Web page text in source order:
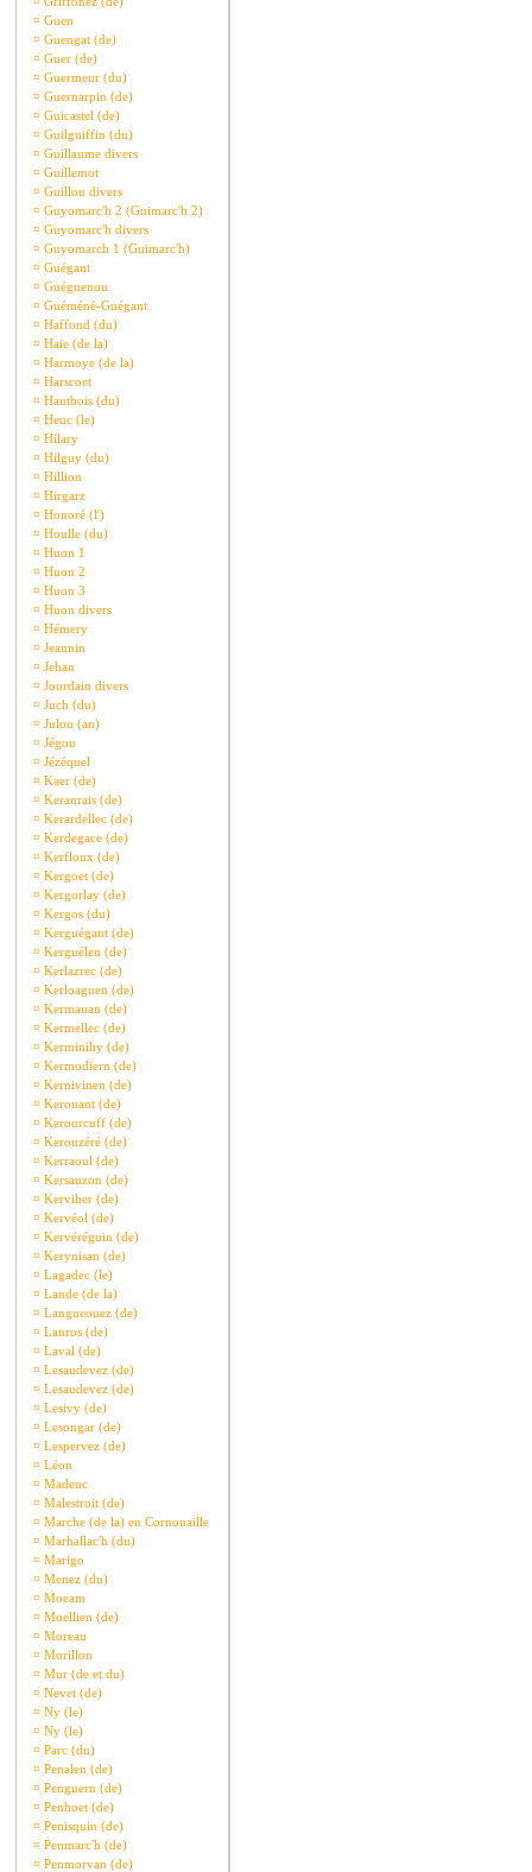
¤ Guen
¤ Guengat (de)
¤ Guer (de)
¤ Guermeur (du)
¤ Guernarpin (de)
¤ Guicastel (de)
¤ Guilguiffin (du)
¤ Guillaume divers
¤ Guillemot
¤ Guillou divers
¤ Guyomarc'h 2 (Guimarc'h 2)
¤ Guyomarc'h divers
¤ Guyomarch 1 (Guimarc'h)
¤ Guégant
¤ Guéguenou
¤ Guéméné-Guégant
¤ Haffond (du)
¤ Haie (de la)
¤ Harmoye (de la)
¤ Harscoet
¤ Hautbois (du)
¤ Heuc (le)
¤ Hilary
¤ Hilguy (du)
¤ Hillion
¤ Hirgarz
¤ Honoré (l')
¤ Houlle (du)
¤ Huon 1
¤ Huon 2
¤ Huon 3
¤ Huon divers
¤ Hémery
¤ Jeannin
¤ Jehan
¤ Jourdain divers
¤ Juch (du)
¤ Julou (an)
¤ Jégou
¤ Jézéquel
¤ Kaer (de)
¤ Keranrais (de)
¤ Kerardellec (de)
¤ Kerdegace (de)
¤ Kerfloux (de)
¤ Kergoet (de)
¤ Kergorlay (de)
¤ Kergos (du)
¤ Kerguégant (de)
¤ Kerguélen (de)
¤ Kerlazrec (de)
¤ Kerloaguen (de)
¤ Kermauan (de)
¤ Kermellec (de)
¤ Kerminihy (de)
¤ Kermodiern (de)
¤ Kernivinen (de)
¤ Kerouant (de)
¤ Kerourcuff (de)
¤ Kerouzéré (de)
¤ Kerraoul (de)
¤ Kersauzon (de)
¤ Kerviher (de)
¤ Kervéol (de)
¤ Kervéréguin (de)
¤ Kerynisan (de)
¤ Lagadec (le)
¤ Lande (de la)
¤ Langueouez (de)
¤ Lanros (de)
¤ Laval (de)
¤ Lesaudevez (de)
¤ Lesaudevez (de)
¤ Lesivy (de)
¤ Lesongar (de)
¤ Lespervez (de)
¤ Léon
¤ Madeuc
¤ Malestroit (de)
¤ Marche (de la) en Cornouaille
¤ Marhallac'h (du)
¤ Marigo
¤ Menez (du)
¤ Moeam
¤ Moellien (de)
¤ Moreau
¤ Morillon
¤ Mur (de et du)
¤ Nevet (de)
¤ Ny (le)
¤ Ny (le)
¤ Parc (du)
¤ Penalen (de)
¤ Penguern (de)
¤ Penhoet (de)
¤ Penisquin (de)
¤ Penmarc'h (de)
¤ Penmorvan (de)